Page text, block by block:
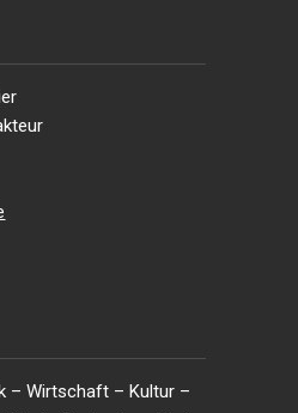
– Wirtschaft – Kultur –